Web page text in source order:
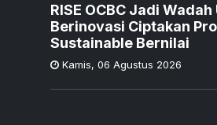
RISE OCBC Jadi Wadah
Berinovasi Ciptakan
Sustainable Bernilai
Kamis, 06 Agustus 2026